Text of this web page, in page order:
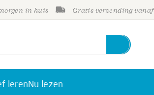
in huis Gratis verzending
lerenNu lezen